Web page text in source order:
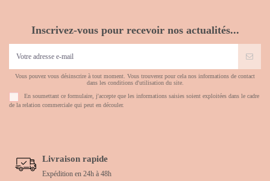
Inscrivez-vous pour recevoir nos actualités...
Vous pouvez vous désinscrire à tout moment. Vous trouverez pour cela nos informations de contact
dans les conditions d'utilisation du site.
En soumettant ce formulaire, j'accepte que les informations saisies soient exploitées dans le cadre
de la relation commerciale qui peut en découler.
Livraison rapide
Expédition en 24h à 48h